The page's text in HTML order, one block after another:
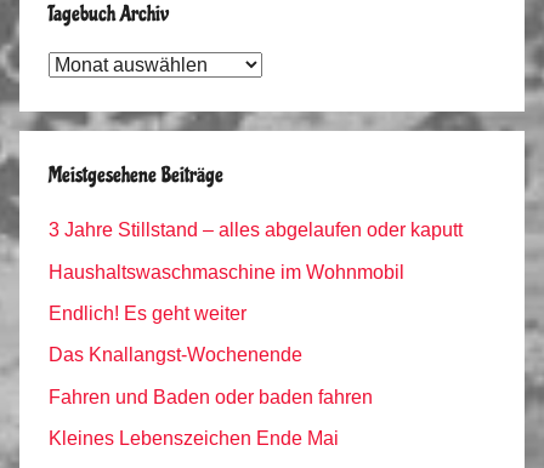
Tagebuch Archiv
Tagebuch
Meistgesehene Beiträge
3 Jahre Stillstand – alles abgelaufen oder kaputt
Haushaltswaschmaschine im Wohnmobil
Endlich! Es geht weiter
Das Knallangst-Wochenende
Fahren und Baden oder baden fahren
Kleines Lebenszeichen Ende Mai